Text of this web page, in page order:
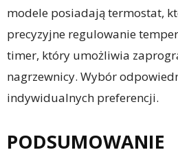
modele posiadają termostat,
precyzyjne regulowanie
timer, który umożliwia
nagrzewnicy. Wybór
indywidualnych preferencji.
PODSUMOWANIE